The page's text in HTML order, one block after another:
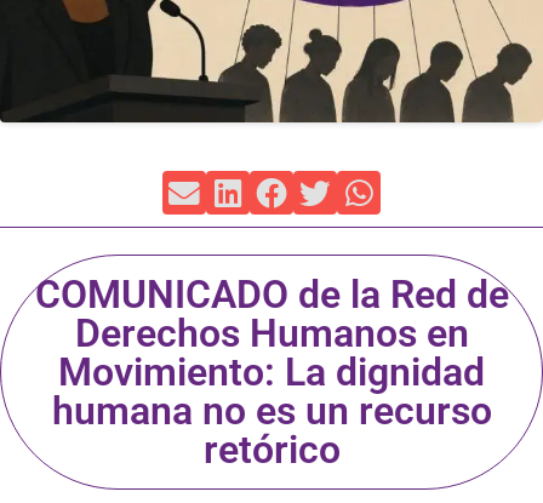
COMUNICADO de la Red de
Derechos Humanos en
Movimiento: La dignidad
humana no es un recurso
retórico